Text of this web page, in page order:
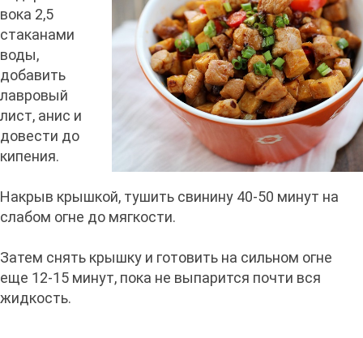
вока 2,5
стаканами
воды,
добавить
лавровый
лист, анис и
довести до
кипения.
Накрыв крышкой, тушить свинину 40-50 минут на
слабом огне до мягкости.
Затем снять крышку и готовить на сильном огне
еще 12-15 минут, пока не выпарится почти вся
жидкость.